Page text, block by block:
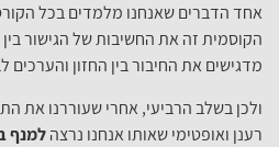
אחד הדברים שאנחנו מלמדים בכל
הקוסמית זה את החשיבות של הגישור
מדגישים את החיבור בין החזון והערכים
ולכן בשלב הרביעי, אחרי שעוררנו את
רענן ואופטימי שאותו אנחנו נרצהלמנף